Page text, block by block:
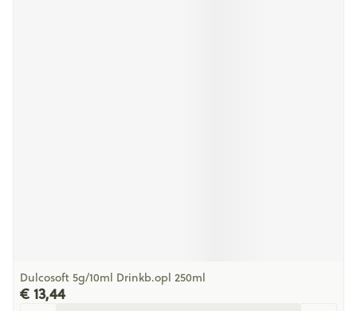
Dulcosoft 5g/10ml Drinkb.opl 250ml
€ 13,44